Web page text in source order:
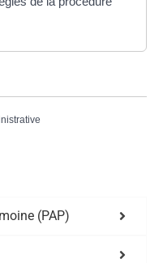
(PAP)